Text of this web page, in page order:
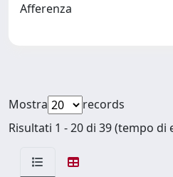
Afferenza
Mostra
records
Risultati 1 - 20 di 39 (tempo di